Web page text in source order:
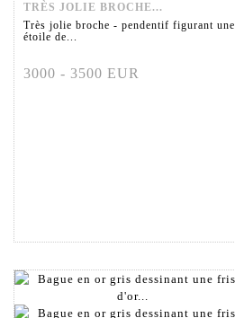
TRÈS JOLIE BROCHE...
Très jolie broche - pendentif figurant une
étoile de...
3000 - 3500 EUR